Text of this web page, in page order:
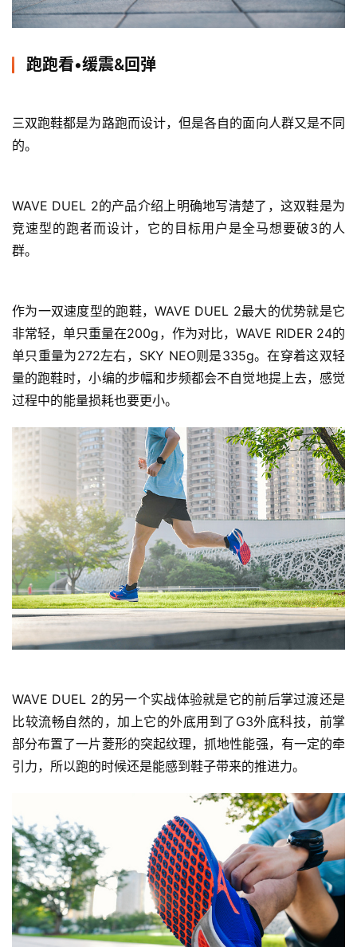
观
装
备
视
频
用
精
选
动
集
跑跑看•缓震&回弹
三双跑鞋都是为路跑而设计，但是各自的面向人群又是不同
的。
WAVE DUEL 2的产品介绍上明确地写清楚了，这双鞋是为
竞速型的跑者而设计，它的目标用户是全马想要破3的人
群。
作为一双速度型的跑鞋，WAVE DUEL 2最大的优势就是它
非常轻，单只重量在200g，作为对比，WAVE RIDER 24的
单只重量为272左右，SKY NEO则是335g。在穿着这双轻
量的跑鞋时，小编的步幅和步频都会不自觉地提上去，感觉
过程中的能量损耗也要更小。
WAVE DUEL 2的另一个实战体验就是它的前后掌过渡还是
比较流畅自然的，加上它的外底用到了G3外底科技，前掌
部分布置了一片菱形的突起纹理，抓地性能强，有一定的牵
引力，所以跑的时候还是能感到鞋子带来的推进力。